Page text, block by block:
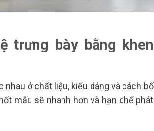
trưng bày bằng khen
ở chất liệu, kiểu dáng và cách bố
mẫu sẽ nhanh hơn và hạn chế phát